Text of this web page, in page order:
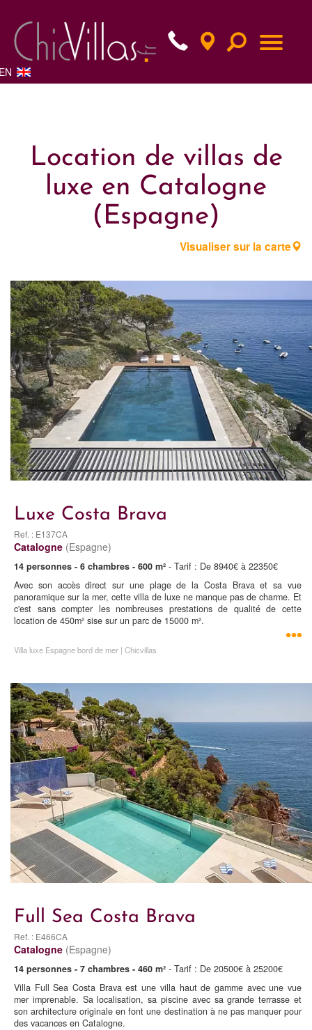
Location de villas de
luxe en Catalogne
(Espagne)
Visualiser sur la carte
Luxe Costa Brava
Ref. : E137CA
Catalogne (Espagne)
14 personnes - 6 chambres - 600 m² - Tarif : De 8940€ à 22350€
Avec son accès direct sur une plage de la Costa Brava et sa vue
panoramique sur la mer, cette villa de luxe ne manque pas de charme. Et
c'est sans compter les nombreuses prestations de qualité de cette
location de 450m² sise sur un parc de 15000 m².
Villa luxe Espagne bord de mer | Chicvillas
Full Sea Costa Brava
Ref. : E466CA
Catalogne (Espagne)
14 personnes - 7 chambres - 460 m² - Tarif : De 20500€ à 25200€
Villa Full Sea Costa Brava est une villa haut de gamme avec une vue
mer imprenable. Sa localisation, sa piscine avec sa grande terrasse et
son architecture originale en font une destination à ne pas manquer pour
des vacances en Catalogne.